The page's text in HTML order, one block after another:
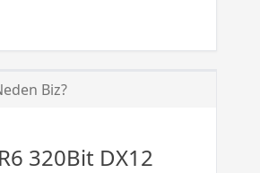
Biz?
320Bit DX12